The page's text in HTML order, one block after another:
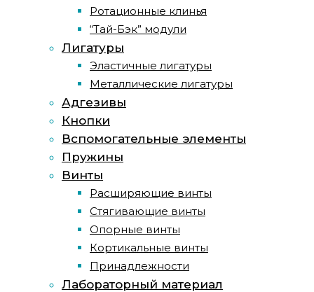
Ротационные клинья
“Тай-Бэк” модули
Лигатуры
Эластичные лигатуры
Металлические лигатуры
Адгезивы
Кнопки
Вспомогательные элементы
Пружины
Винты
Расширяющие винты
Стягивающие винты
Опорные винты
Кортикальные винты
Принадлежности
Лабораторный материал